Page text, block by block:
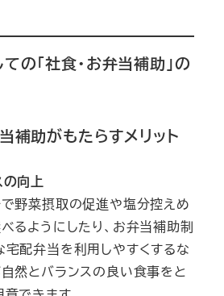
の「社食・お弁当補助」の
補助がもたらすメリット
の向上
野菜摂取の促進や塩分控えめ
るようにしたり、お弁当補助制
配弁当を利用しやすくするな
然とバランスの良い食事をと